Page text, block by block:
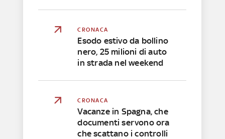
CRONACA
Esodo estivo da bollino
nero, 25 milioni di auto
in strada nel weekend
CRONACA
Vacanze in Spagna, che
documenti servono ora
che scattano i controlli